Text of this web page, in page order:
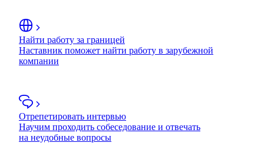
Найти работу за границей
Наставник поможет найти работу в зарубежной
компании
Отрепетировать интервью
Научим проходить собеседование и отвечать
на неудобные вопросы